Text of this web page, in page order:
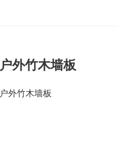
户外竹木墙板
户外竹木墙板